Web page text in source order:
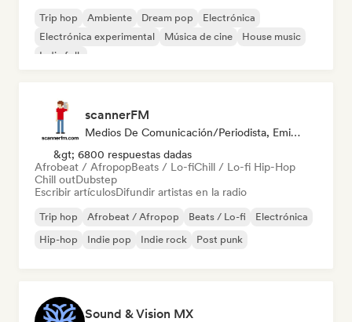
Trip hop Ambiente Dream pop
Electrónica
Electrónica experimental
Música de cine
House music
Indie folk
scannerFM
Medios De Comunicación/Periodista, Emisoras De Radio
&gt; 6800 respuestas dadas
Afrobeat / AfropopBeats / Lo-fiChill / Lo-fi Hip-Hop
Chill outDubstep
Escribir artículosDifundir artistas en la radio
Trip hop Afrobeat / Afropop Beats / Lo-fi
Electrónica
Hip-hop
Indie pop Indie rock Post punk
Sound & Vision MX